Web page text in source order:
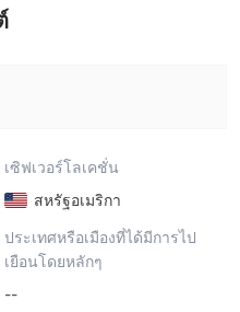
เซิฟเวอร์โลเคชั่น
สหรัฐอเมริกา
ประเทศหรือเมืองที่ได้มีการไป
เยือนโดยหลักๆ
--